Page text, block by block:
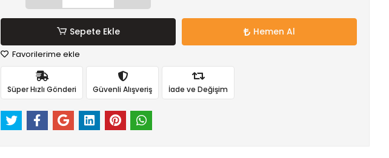
Sepete Ekle Hemen Al
Favorilerime ekle
Süper Hızlı Gönderi Güvenli Alışveriş İade ve Değişim